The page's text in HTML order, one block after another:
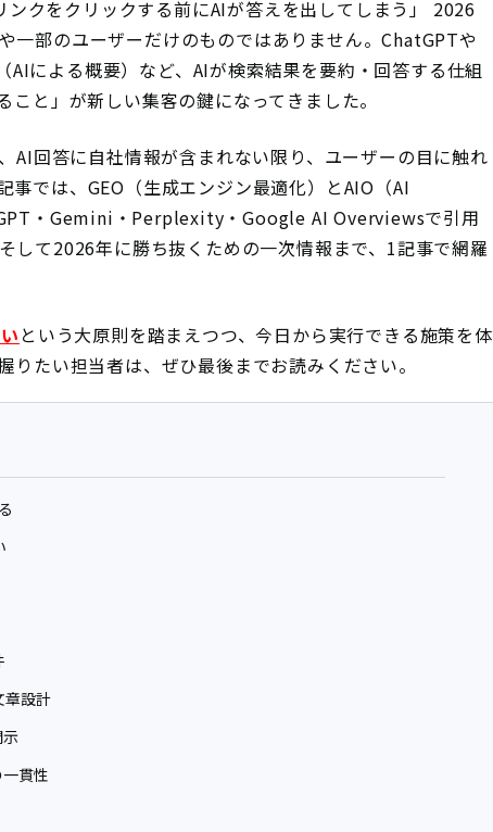
ンクをクリックする前にAIが答えを出してしまう」 2026
一部のユーザーだけのものではありません。ChatGPTや
による概要）など、AIが検索結果を要約・回答する仕組
と」が新しい集客の鍵になってきました。
AI回答に自社情報が含まれない限り、ユーザーの目に触れ
事では、GEO（生成エンジン最適化）とAIO（AI
・Gemini・Perplexity・Google AI Overviewsで引用
して2026年に勝ち抜くための一次情報まで、1記事で網羅
という大原則を踏まえつつ、今日から実行できる施策を体
たい担当者は、ぜひ最後までお読みください。
章設計
貫性